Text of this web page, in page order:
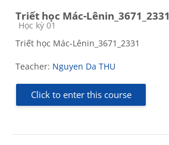
Triết học Mác-Lênin_3671_2331
Course category
Học kỳ 01
Triết học Mác-Lênin_3671_2331
Teacher: Nguyen Da THU
Click to enter this course